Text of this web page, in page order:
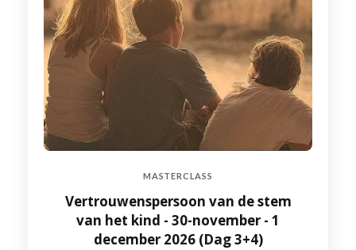
MASTERCLASS
Vertrouwenspersoon van de stem
van het kind - 30-november - 1
december 2026 (Dag 3+4)